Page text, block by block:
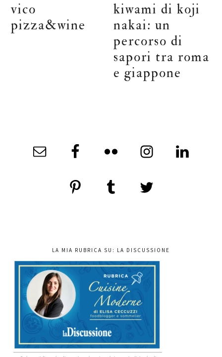
vico
pizza&wine
kiwami di koji
nakai: un
percorso di
sapori tra roma
e giappone
LA MIA RUBRICA SU: LA DISCUSSIONE